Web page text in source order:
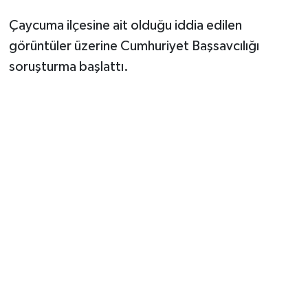
Çaycuma ilçesine ait olduğu iddia edilen
görüntüler üzerine Cumhuriyet Başsavcılığı
soruşturma başlattı.